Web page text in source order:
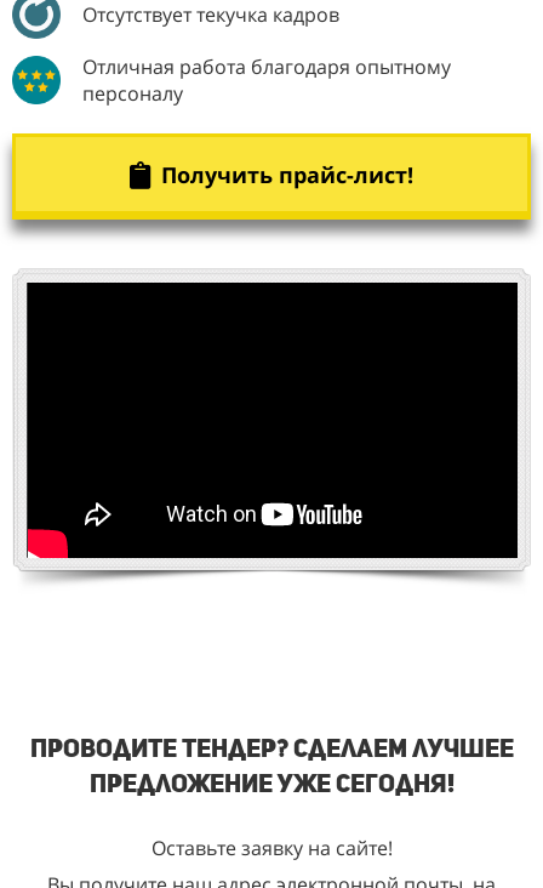
Отсутствует текучка кадров
Отличная работа благодаря опытному
персоналу
Получить прайс-лист!
Проводите тендер? Сделаем лучшее
предложение уже сегодня!
Оставьте заявку на сайте!